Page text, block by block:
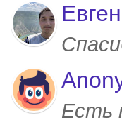
Есть